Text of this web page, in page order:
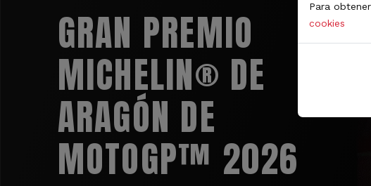
GRAN PREMIO
MICHELIN® DE
ARAGÓN DE
MOTOGP™ 2026
Para
cookies